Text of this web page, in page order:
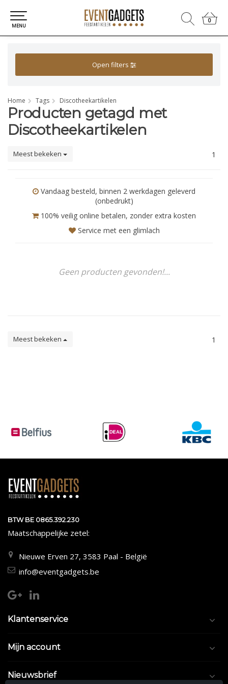
0
0
MENU
Open filters
Home Tags Discotheekartikelen
Producten getagd met
Discotheekartikelen
Meest bekeken 1
Vandaag besteld, binnen 2 werkdagen geleverd
(onbedrukt)
100% veilig online betalen, zonder extra kosten
Service met een glimlach
Geen producten gevonden!...
Meest bekeken 1
BTW BE 0865.392.230
Maatschappelijke zetel:
Nieuwe Erven 27, 3583 Paal - België
info@eventgadgets.be
Klantenservice
Mijn account
Nieuwsbrief